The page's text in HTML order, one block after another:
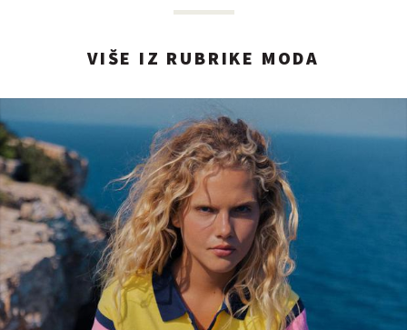
VIŠE IZ RUBRIKE MODA